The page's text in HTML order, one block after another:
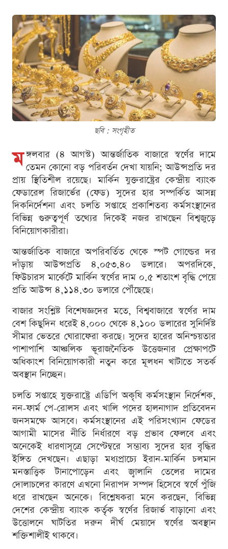
ছবি : সংগৃহীত
ম ঙ্গলবার (৪ আগস্ট) আন্তর্জাতিক বাজারে স্বর্ণের দামে
তেমন কোনো বড় পরিবর্তন দেখা যায়নি; আউন্সপ্রতি দর
প্রায় স্থিতিশীল রয়েছে। মার্কিন যুক্তরাষ্ট্রের কেন্দ্রীয় ব্যাংক
ফেডারেল রিজার্ভের (ফেড) সুদের হার সম্পর্কিত আসন্ন
দিকনির্দেশনা এবং চলতি সপ্তাহে প্রকাশিতব্য কর্মসংস্থানের
বিভিন্ন গুরুত্বপূর্ণ তথ্যের দিকেই নজর রাখছেন বিশ্বজুড়ে
বিনিয়োগকারীরা।
আন্তর্জাতিক বাজারে অপরিবর্তিত থেকে স্পট গোল্ডের দর
দাঁড়ায় আউন্সপ্রতি ৪,০৫৩.৪০ ডলারে। অপরদিকে,
ফিউচারস মার্কেটে মার্কিন স্বর্ণের দাম ০.৫ শতাংশ বৃদ্ধি পেয়ে
প্রতি আউন্স ৪,১১৪.৩০ ডলারে পৌঁছেছে।
বাজার সংশ্লিষ্ট বিশেষজ্ঞদের মতে, বিশ্ববাজারে স্বর্ণের দাম
বেশ কিছুদিন ধরেই ৪,০০০ থেকে ৪,১০০ ডলারের সুনির্দিষ্ট
সীমার ভেতরে ঘোরাফেরা করছে। সুদের হারের অনিশ্চয়তার
পাশাপাশি আঞ্চলিক ভূরাজনৈতিক উত্তেজনার প্রেক্ষাপটে
অধিকাংশ বিনিয়োগকারী নতুন করে মূলধন খাটাতে সতর্ক
অবস্থান নিচ্ছেন।
চলতি সপ্তাহে যুক্তরাষ্ট্রে এডিপি অকৃষি কর্মসংস্থান নির্দেশক,
নন-ফার্ম পে-রোলস এবং খালি পদের হালনাগাদ প্রতিবেদন
জনসমক্ষে আসবে। কর্মসংস্থানের এই পরিসংখ্যান ফেডের
আগামী মাসের নীতি নির্ধারণে বড় প্রভাব ফেলবে এবং
অনেকেই ধারণাসূত্রে সেপ্টেম্বরে সম্ভাব্য সুদের হার বৃদ্ধির
ইঙ্গিত দেখছেন। এছাড়া মধ্যপ্রাচ্যে ইরান-মার্কিন চলমান
মনস্তাত্ত্বিক টানাপোড়েন এবং জ্বালানি তেলের দামের
দোলাচলের কারণে এখনো নিরাপদ সম্পদ হিসেবে স্বর্ণে পুঁজি
ধরে রাখছেন অনেকে। বিশ্লেষকরা মনে করছেন, বিভিন্ন
দেশের কেন্দ্রীয় ব্যাংক কর্তৃক স্বর্ণের রিজার্ভ বাড়ানো এবং
উত্তোলনে ঘাটতির দরুন দীর্ঘ মেয়াদে স্বর্ণের অবস্থান
শক্তিশালীই থাকবে।